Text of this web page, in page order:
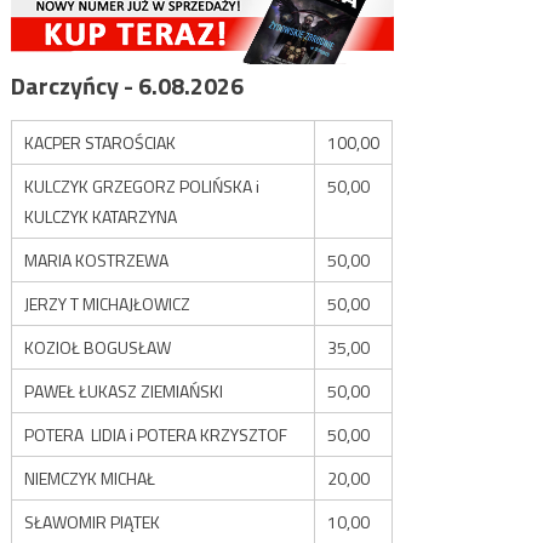
Darczyńcy - 6.08.2026
KACPER STAROŚCIAK
100,00
KULCZYK GRZEGORZ POLIŃSKA i
KULCZYK KATARZYNA
50,00
MARIA KOSTRZEWA
50,00
JERZY T MICHAJŁOWICZ
50,00
KOZIOŁ BOGUSŁAW
35,00
PAWEŁ ŁUKASZ ZIEMIAŃSKI
50,00
POTERA LIDIA i POTERA KRZYSZTOF
50,00
NIEMCZYK MICHAŁ
20,00
SŁAWOMIR PIĄTEK
10,00